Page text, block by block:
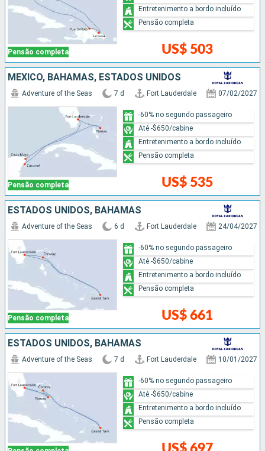
Pensão completa US$ 503
Entretenimento a bordo incluído
Pensão completa
MÉXICO, BAHAMAS, ESTADOS UNIDOS
Pensão completa
Adventure of the Seas 7 d Fort Lauderdale 07/02/2027
US$ 535
-60% no segundo passageiro
Até -$650/cabine
Entretenimento a bordo incluído
Pensão completa
ESTADOS UNIDOS, BAHAMAS
Pensão completa
Adventure of the Seas 6 d Fort Lauderdale 24/04/2027
US$ 661
-60% no segundo passageiro
Até -$650/cabine
Entretenimento a bordo incluído
Pensão completa
ESTADOS UNIDOS, BAHAMAS
Adventure of the Seas 7 d Fort Lauderdale 10/01/2027
-60% no segundo passageiro
Até -$650/cabine
Entretenimento a bordo incluído
Pensão completa